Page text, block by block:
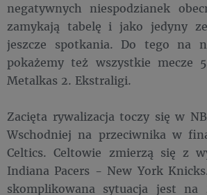
negatywnych niespodzianek
zamykają tabelę i jako jedyny
jeszcze spotkania. Do tego na
pokażemy też wszystkie mecze
Metalkas 2. Ekstraligi.
Zacięta rywalizacja toczy się w
Wschodniej na przeciwnika w
Celtics. Celtowie zmierzą się z
Indiana Pacers - New York
skomplikowana sytuacja jest na